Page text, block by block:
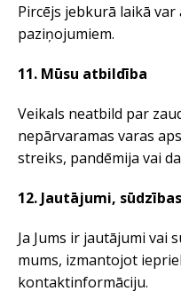
Pircējs jebkurā laikā
paziņojumiem.
11. Mūsu atbildība
Veikals neatbild par
nepārvaramas varas
streiks, pandēmija vai
12. Jautājumi,
Ja Jums ir jautājumi vai
mums, izmantojot
kontaktinformāciju.